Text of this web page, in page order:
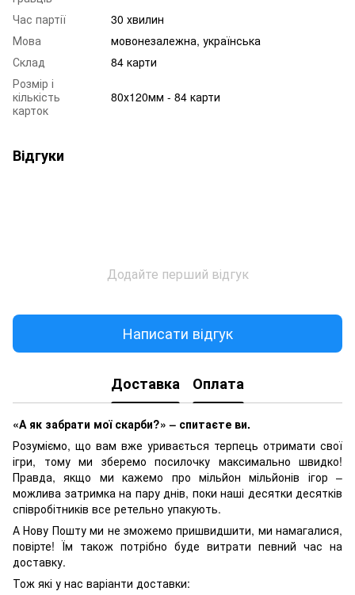
Час партії
30 хвилин
Мова
мовонезалежна, українська
Склад
84 карти
Розмір і
кількість
карток
80х120мм - 84 карти
Відгуки
Додайте перший відгук
Написати відгук
Доставка Оплата
«А як забрати мої скарби?» – спитаєте ви.
Розуміємо, що вам вже уривається терпець отримати свої
ігри, тому ми зберемо посилочку максимально швидко!
Правда, якщо ми кажемо про мільйон мільйонів ігор –
можлива затримка на пару днів, поки наші десятки десятків
співробітників все ретельно упакують.
А Нову Пошту ми не зможемо пришвидшити, ми намагалися,
повірте! Їм також потрібно буде витрати певний час на
доставку.
Тож які у нас варіанти доставки: